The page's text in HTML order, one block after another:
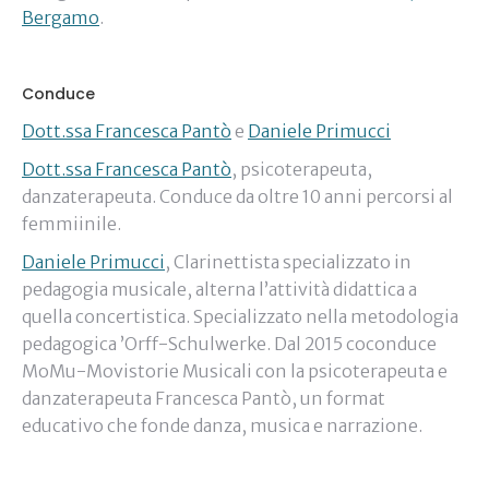
Bergamo.
Conduce
Dott.ssa Francesca Pantò e Daniele Primucci
Dott.ssa Francesca Pantò, psicoterapeuta,
danzaterapeuta. Conduce da oltre 10 anni percorsi al
femmiinile.
Daniele Primucci , Clarinettista specializzato in
pedagogia musicale, alterna l’attività didattica a
quella concertistica. Specializzato nella metodologia
pedagogica ’Orff-Schulwerke. Dal 2015 coconduce
MoMu-Movistorie Musicali con la psicoterapeuta e
danzaterapeuta Francesca Pantò, un format
educativo che fonde danza, musica e narrazione.